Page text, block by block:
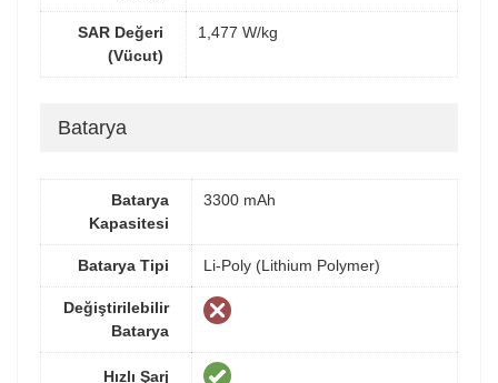
SAR Değeri
(Vücut)
1,477 W/kg
Batarya
Batarya
Kapasitesi
3300 mAh
Batarya Tipi Li-Poly (Lithium Polymer)
Değiştirilebilir
Batarya
Hızlı Şarj